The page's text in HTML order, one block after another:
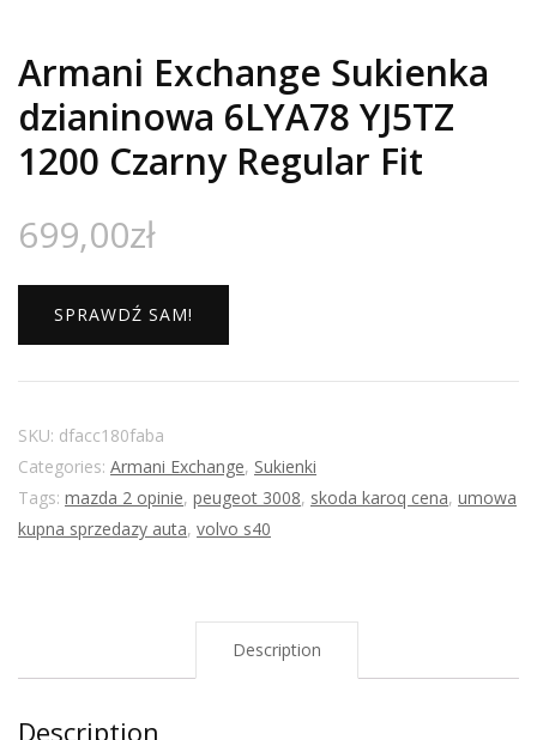
Armani Exchange Sukienka
dzianinowa 6LYA78 YJ5TZ
1200 Czarny Regular Fit
699,00zł
SPRAWDŹ SAM!
SKU: dfacc180faba
Categories: Armani Exchange, Sukienki
Tags: mazda 2 opinie, peugeot 3008, skoda karoq cena, umowa
kupna sprzedazy auta, volvo s40
Description
Description